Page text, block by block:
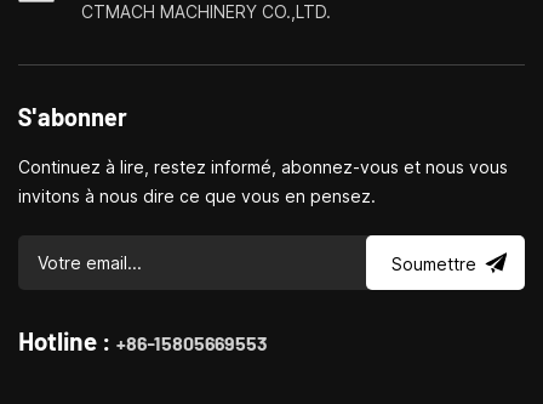
CTMACH MACHINERY CO.,LTD.
S'abonner
Continuez à lire, restez informé, abonnez-vous et nous vous
invitons à nous dire ce que vous en pensez.
Soumettre
Hotline : +86-15805669553